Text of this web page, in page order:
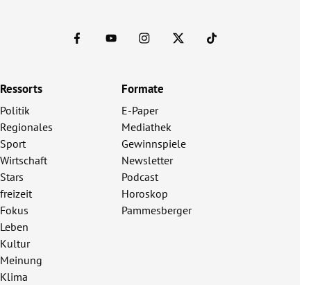
Ressorts
Politik
Regionales
Sport
Wirtschaft
Stars
freizeit
Fokus
Leben
Kultur
Meinung
Klima
Formate
E-Paper
Mediathek
Gewinnspiele
Newsletter
Podcast
Horoskop
Pammesberger